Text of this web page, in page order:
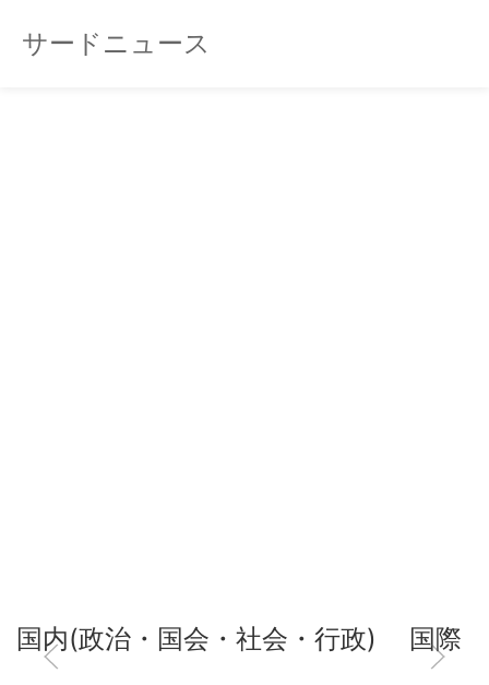
サードニュース
国内(政治・国会・社会・行政) 国際